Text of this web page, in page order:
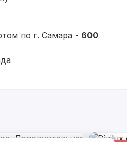
по г. Самара - 600